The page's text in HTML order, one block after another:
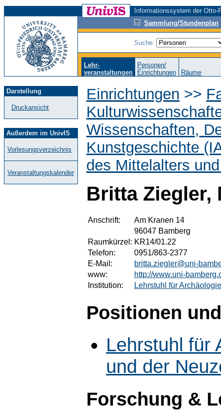
Informationssystem der
Sammlung/Stundenplan
Suche:
Lehr-
veranstaltungen
Personen/
Einrichtungen
Räume
Darstellung
Druckansicht
Außerdem im UnivIS
Vorlesungsverzeichnis
Veranstaltungskalender
Einrichtungen >>
Wissenschaften,
Kunstgeschichte
des Mittelalters
Britta Ziegler,
Anschrift:
Am Kranen 14
96047 Bamberg
Raumkürzel: KR14/01.22
Telefon:
0951/863-2377
E-Mail:
britta.ziegler@uni-
www:
http://www.uni-
Institution:
Lehrstuhl für
Positionen
Lehrstuhl für
und der
Forschung &